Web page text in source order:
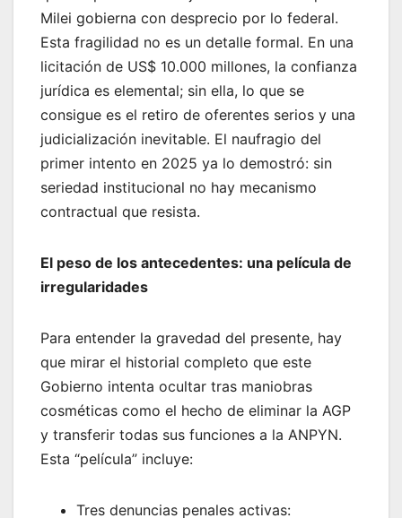
Milei gobierna con desprecio por lo federal.
Esta fragilidad no es un detalle formal. En una
licitación de US$ 10.000 millones, la confianza
jurídica es elemental; sin ella, lo que se
consigue es el retiro de oferentes serios y una
judicialización inevitable. El naufragio del
primer intento en 2025 ya lo demostró: sin
seriedad institucional no hay mecanismo
contractual que resista.
El peso de los antecedentes: una película de
irregularidades
Para entender la gravedad del presente, hay
que mirar el historial completo que este
Gobierno intenta ocultar tras maniobras
cosméticas como el hecho de eliminar la AGP
y transferir todas sus funciones a la ANPYN.
Esta “película” incluye:
Tres denuncias penales activas: